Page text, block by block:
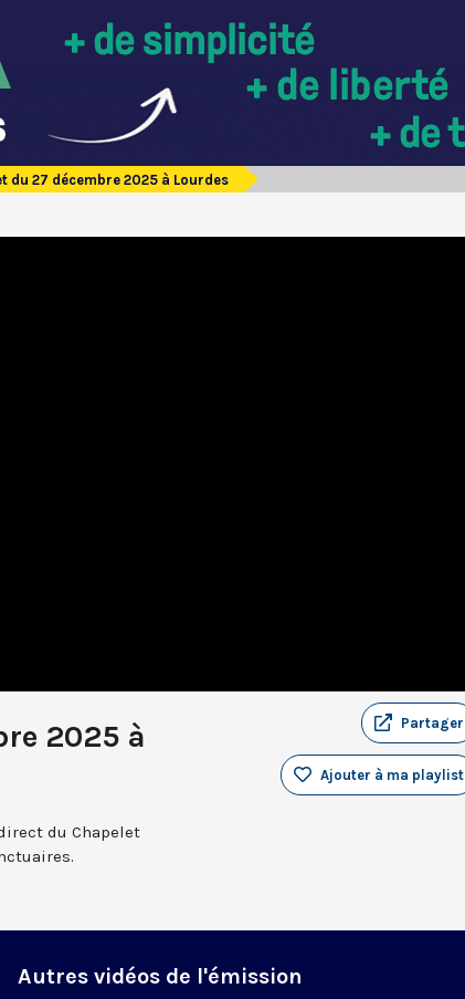
du 27 décembre 2025 à Lourdes
2025 à
Partager
Ajouter à ma playlist
du Chapelet
Autres vidéos de l'émission